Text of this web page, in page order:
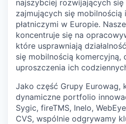
najszybciej rozwijających
zajmujących się mobilnością
płatniczymi w Europie.
koncentruje się na
które usprawniają
się mobilnością komercyjną,
uproszczenia ich
Jako część Grupy Eurowag,
dynamiczne portfolio
Sygic, fireTMS, Inelo,
CVS, wspólnie odgrywamy